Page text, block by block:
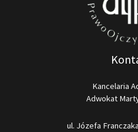
Kancelaria
Adwokat
ul. Józefa